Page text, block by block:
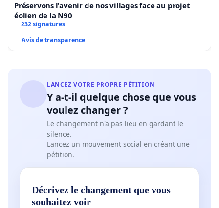
Préservons l'avenir de nos villages face au projet
éolien de la N90
232 signatures
Avis de transparence
LANCEZ VOTRE PROPRE PÉTITION
Y a-t-il quelque chose que vous
voulez changer ?
Le changement n'a pas lieu en gardant le
silence.
Lancez un mouvement social en créant une
pétition.
Décrivez le changement que vous
souhaitez voir